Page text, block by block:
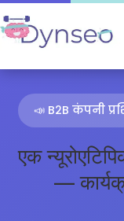
📣 B2B कंपनी
एक
—